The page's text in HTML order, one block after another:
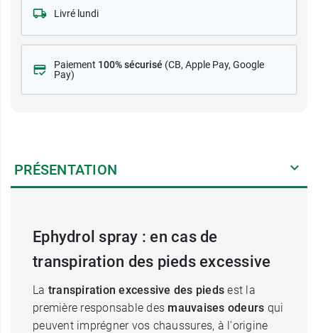
Livré lundi
Paiement 100% sécurisé (CB, Apple Pay, Google
Pay)
PRÉSENTATION
Ephydrol spray : en cas de
transpiration des pieds excessive
La transpiration excessive des pieds est la
première responsable des mauvaises odeurs qui
peuvent imprégner vos chaussures, à l'origine